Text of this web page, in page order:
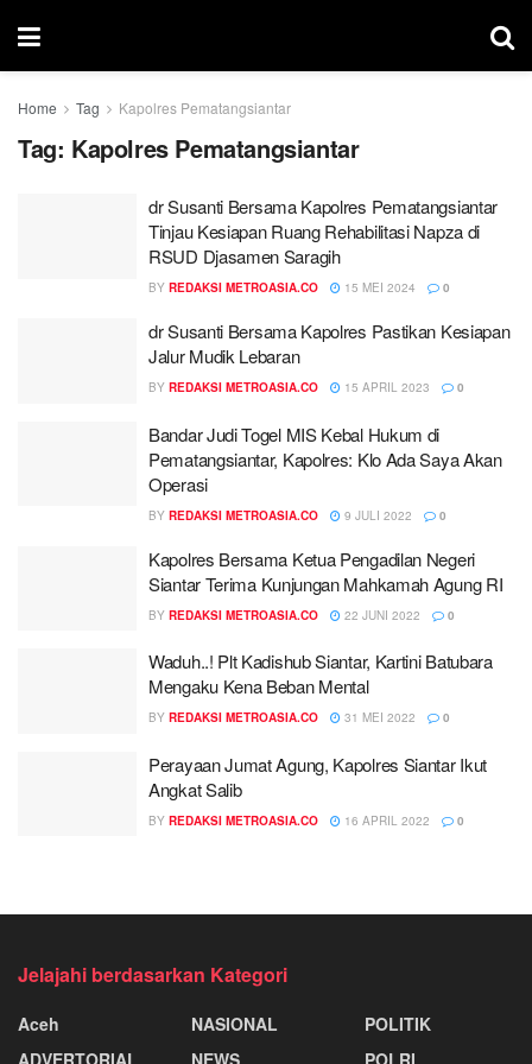
Home Tag Kapolres Pematangsiantar
Tag: Kapolres Pematangsiantar
dr Susanti Bersama Kapolres Pematangsiantar
Tinjau Kesiapan Ruang Rehabilitasi Napza di
RSUD Djasamen Saragih
BY REDAKSI METROASIA.CO 15 MEI 2024 0
dr Susanti Bersama Kapolres Pastikan Kesiapan
Jalur Mudik Lebaran
BY REDAKSI METROASIA.CO 15 APRIL 2023 0
Bandar Judi Togel MIS Kebal Hukum di
Pematangsiantar, Kapolres: Klo Ada Saya Akan
Operasi
BY REDAKSI METROASIA.CO 9 JULI 2022 0
Kapolres Bersama Ketua Pengadilan Negeri
Siantar Terima Kunjungan Mahkamah Agung RI
BY REDAKSI METROASIA.CO 22 JUNI 2022 0
Waduh..! Plt Kadishub Siantar, Kartini Batubara
Mengaku Kena Beban Mental
BY REDAKSI METROASIA.CO 31 MEI 2022 0
Perayaan Jumat Agung, Kapolres Siantar Ikut
Angkat Salib
BY REDAKSI METROASIA.CO 16 APRIL 2022 0
Jelajahi berdasarkan Kategori
Aceh
ADVERTORIAL
NASIONAL
NEWS
POLITIK
POLRI